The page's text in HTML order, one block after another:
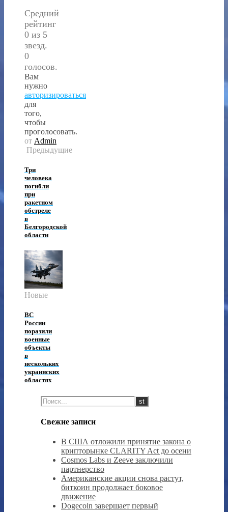
Средний
рейтинг
0 из 5
звезд.
0
голосов.
Вам
нужно
авторизироваться
для
того,
чтобы
проголосовать.
от Admin
Предыдущие
Три
человека
погибли
при
ракетном
обстреле
в
Белгородской
области
Новые
ВС
России
поразили
военные
объекты
в
нескольких
украинских
областях
Свежие записи
В США отложили принятие закона о
крипторынке CLARITY Act до осени
Cosmos Labs и Zeeve заключили
партнерство
Американские акции снова растут,
биткоин продолжает боковое
движение
Dogecoin завершает первый